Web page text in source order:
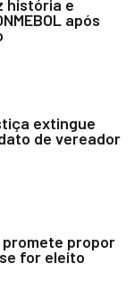
história e
após
extingue
de vereador
promete propor
for eleito